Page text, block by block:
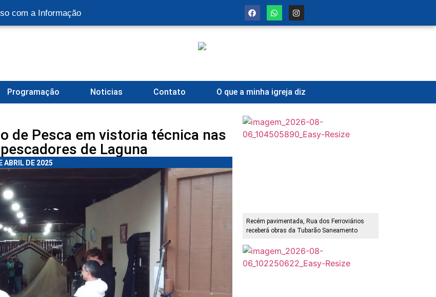
com a Informação
Programação Noticias Contato O que a minha igreja diz
de Pesca em vistoria técnica nas
de Laguna
ABRIL DE 2025
Recém pavimentada, Rua dos Ferroviários
receberá obras da Tubarão Saneamento